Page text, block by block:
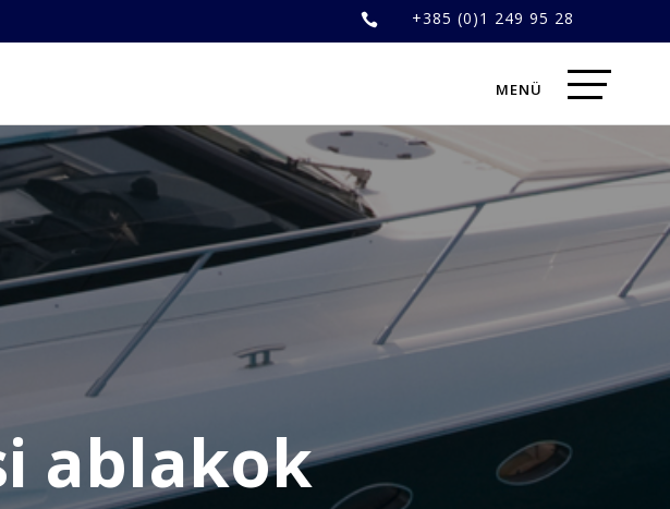
 +385 (0)1 249 95 28
ablakok